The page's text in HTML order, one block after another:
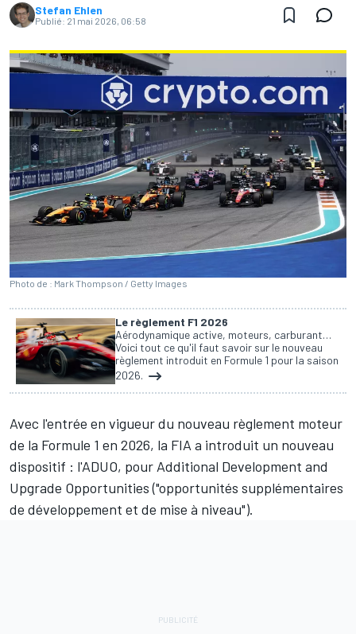
Stefan Ehlen
Publié: 21 mai 2026, 06:58
Photo de : Mark Thompson / Getty Images
Le règlement F1 2026
Aérodynamique active, moteurs, carburant…
Voici tout ce qu'il faut savoir sur le nouveau
règlement introduit en Formule 1 pour la saison
2026.
Avec l'entrée en vigueur du nouveau règlement moteur
de la Formule 1 en 2026, la FIA a introduit un nouveau
dispositif : l'ADUO, pour Additional Development and
Upgrade Opportunities ("opportunités supplémentaires
de développement et de mise à niveau").